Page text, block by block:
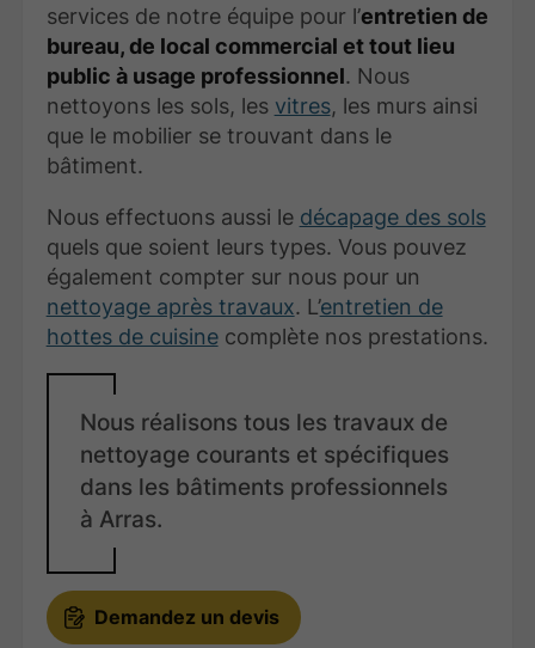
services de notre équipe pour l’entretien de
bureau, de local commercial et tout lieu
public à usage professionnel. Nous
nettoyons les sols, les vitres, les murs ainsi
que le mobilier se trouvant dans le
bâtiment.
Nous effectuons aussi le décapage des sols
quels que soient leurs types. Vous pouvez
également compter sur nous pour un
nettoyage après travaux. L’entretien de
hottes de cuisinecomplète nos prestations.
Nous réalisons tous les travaux de
nettoyage courants et spécifiques
dans les bâtiments professionnels
à Arras.
Demandez un devis